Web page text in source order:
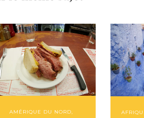
AMÉRIQUE DU NORD,